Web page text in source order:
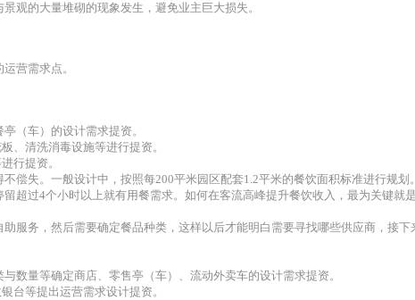
观的大量堆砌的现象发生，避免业主巨大损失。
营需求点。
（车）的设计需求提资。
、清洗消毒设施等进行提资。
行提资。
偿失。一般设计中，按照每200平米园区配套1.2平米的餐饮面积标准进行规划。
超过4个小时以上就有用餐需求。如何在客流高峰提升餐饮收入，最为关键就
服务，然后需要确定餐品种类，这样以后才能明白需要寻找哪些供应商，接
数量等确定商店、零售亭（车）、流动外卖车的设计需求提资。
台等提出运营需求设计提资。